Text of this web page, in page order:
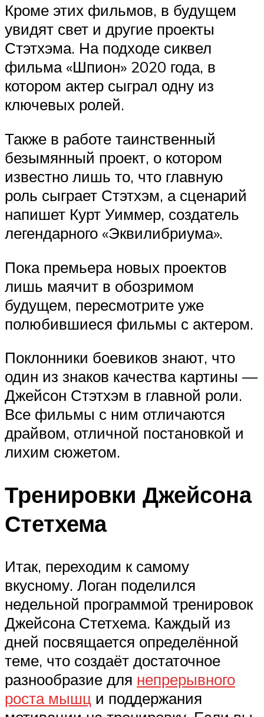
Кроме этих фильмов, в будущем
увидят свет и другие проекты
Стэтхэма. На подходе сиквел
фильма «Шпион» 2020 года, в
котором актер сыграл одну из
ключевых ролей.
Также в работе таинственный
безымянный проект, о котором
известно лишь то, что главную
роль сыграет Стэтхэм, а сценарий
напишет Курт Уиммер, создатель
легендарного «Эквилибриума».
Пока премьера новых проектов
лишь маячит в обозримом
будущем, пересмотрите уже
полюбившиеся фильмы с актером.
Поклонники боевиков знают, что
один из знаков качества картины —
Джейсон Стэтхэм в главной роли.
Все фильмы с ним отличаются
драйвом, отличной постановкой и
лихим сюжетом.
Тренировки Джейсона
Стетхема
Итак, переходим к самому
вкусному. Логан поделился
недельной программой тренировок
Джейсона Стетхема. Каждый из
дней посвящается определённой
теме, что создаёт достаточное
разнообразие для непрерывного
роста мышц и поддержания